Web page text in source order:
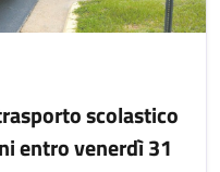
scolastico
entro venerdì 31